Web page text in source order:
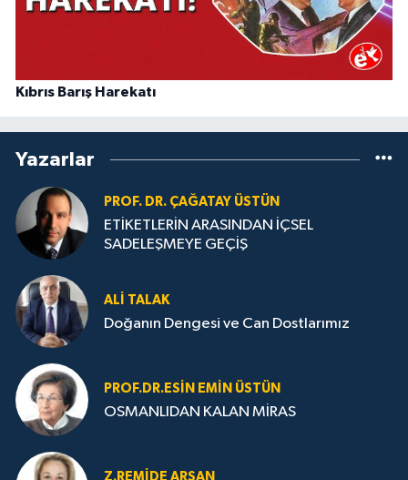
Kıbrıs Barış Harekatı
Yazarlar
PROF. DR. ÇAĞATAY ÜSTÜN
ETİKETLERİN ARASINDAN İÇSEL
SADELEŞMEYE GEÇİŞ
ALI TALAK
Doğanın Dengesi ve Can Dostlarımız
PROF.DR.ESIN EMIN ÜSTÜN
OSMANLIDAN KALAN MİRAS
Z.REMIDE ARSAN